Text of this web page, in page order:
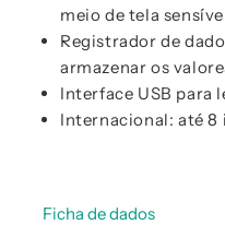
meio de tela
Registrador de
armazenar os
Interface USB para
Internacional: até 8
Ficha de dados